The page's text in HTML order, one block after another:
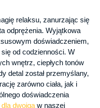
relaksu, zanurzając się
odprężenia. Wyjątkowa
doświadczeniem,
od codzienności. W
wnętrz, ciepłych tonów
detal został przemyślany,
zarówno ciała, jak i
doświadczenia
dwojga w naszej